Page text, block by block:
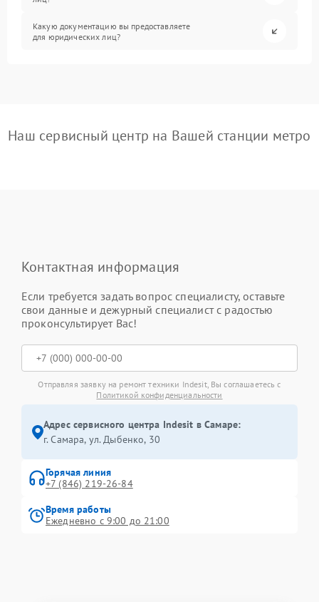
Какую документацию вы предоставляете
для юридических лиц?
Наш сервисный центр на Вашей станции метро
Контактная информация
Если требуется задать вопрос специалисту, оставьте
свои данные и дежурный специалист с радостью
проконсультирует Вас!
Отправляя заявку на ремонт техники Indesit, Вы соглашаетесь с
Политикой конфиденциальности
Адрес сервисного центра Indesit в Самаре:
г. Самара, ул. Дыбенко, 30
Горячая линия
+7 (846) 219-26-84
Время работы
Ежедневно с 9:00 до 21:00